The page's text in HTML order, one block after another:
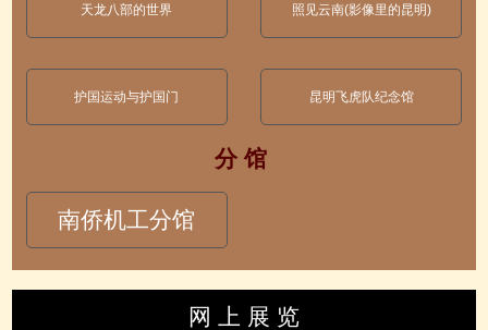
天龙八部的世界 照见云南(影像里的昆明)
护国运动与护国门 昆明飞虎队纪念馆
分 馆
南侨机工分馆
网 上 展 览